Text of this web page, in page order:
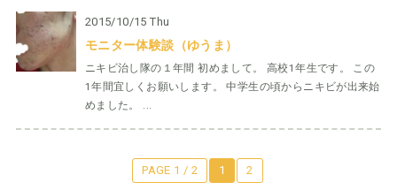
2015/10/15 Thu
モニター体験談（ゆうま）
ニキビ治し隊の１年間 初めまして。 高校1年生です。 この
1年間宜しくお願いします。 中学生の頃からニキビが出来始
めました。 ...
PAGE 1 / 2 1 2